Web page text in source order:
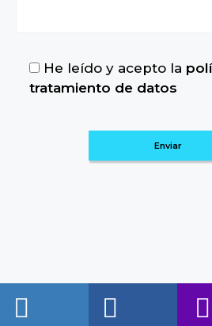
He leído y acepto la
tratamiento de datos